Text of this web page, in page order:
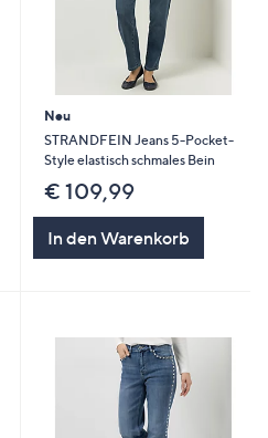
Neu
STRANDFEIN Jeans 5-Pocket-
Style elastisch schmales Bein
€ 109,99
In den Warenkorb